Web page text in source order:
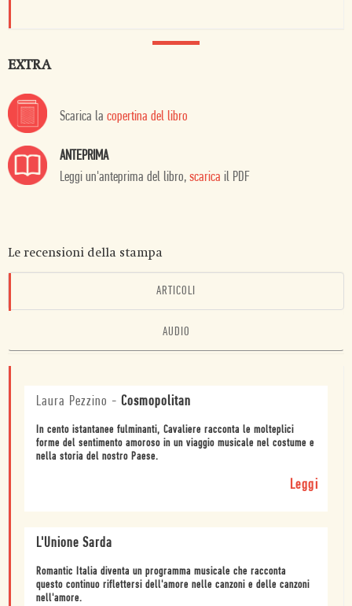
EXTRA
Scarica la copertina del libro
ANTEPRIMA
Leggi un'anteprima del libro, scarica il PDF
Le recensioni della stampa
ARTICOLI
AUDIO
Laura Pezzino - Cosmopolitan
In cento istantanee fulminanti, Cavaliere racconta le molteplici
forme del sentimento amoroso in un viaggio musicale nel costume e
nella storia del nostro Paese.
Leggi
L'Unione Sarda
Romantic Italia diventa un programma musicale che racconta
questo continuo riflettersi dell'amore nelle canzoni e delle canzoni
nell'amore.